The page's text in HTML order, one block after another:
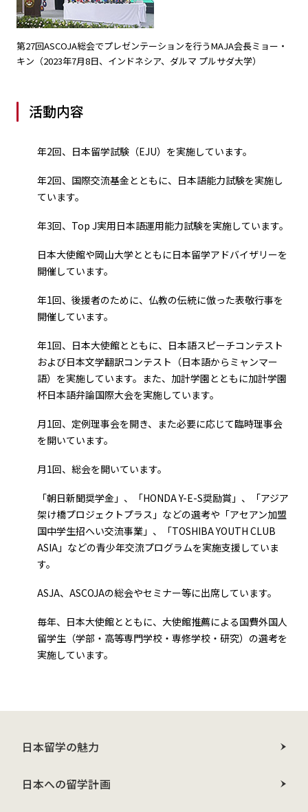
第27回ASCOJA総会でプレゼンテーションを行うMAJA会長ミョー・
キン（2023年7月8日、インドネシア、ダルマ プルサダ大学）
活動内容
年2回、日本留学試験（EJU）を実施しています。
年2回、国際交流基金とともに、日本語能力試験を実施し
ています。
年3回、Top J実用日本語運用能力試験を実施しています。
日本大使館や岡山大学とともに日本留学アドバイザリーを
開催しています。
年1回、後援者のために、仏教の伝統に倣った表敬行事を
開催しています。
年1回、日本大使館とともに、日本語スピーチコンテスト
および日本文学翻訳コンテスト（日本語からミャンマー
語）を実施しています。また、加計学園とともに加計学園
杯日本語弁論国際大会を実施しています。
月1回、定例理事会を開き、また必要に応じて臨時理事会
を開いています。
月1回、総会を開いています。
「朝日新聞奨学金」、「HONDA Y-E-S奨励賞」、「アジア
架け橋プロジェクトプラス」などの選考や「アセアン加盟
国中学生招へい交流事業」、「TOSHIBA YOUTH CLUB
ASIA」などの青少年交流プログラムを実施支援していま
す。
ASJA、ASCOJAの総会やセミナー等に出席しています。
毎年、日本大使館とともに、大使館推薦による国費外国人
留学生（学部・高等専門学校・専修学校・研究）の選考を
実施しています。
日本留学の魅力
日本への留学計画